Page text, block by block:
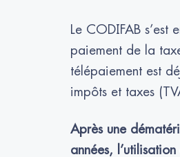
Le CODIFAB
paiement de la
télépaiement est
impôts et taxes
Après une
années,